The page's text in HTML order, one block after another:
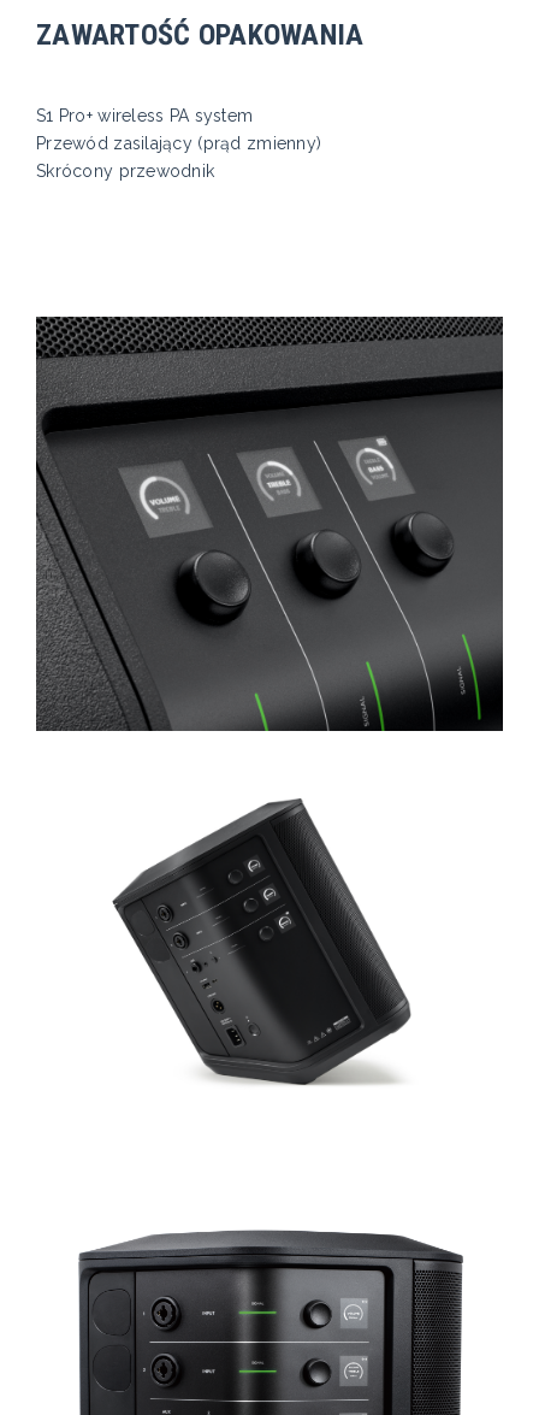
ZAWARTOŚĆ OPAKOWANIA
S1 Pro+ wireless PA system
Przewód zasilający (prąd zmienny)
Skrócony przewodnik